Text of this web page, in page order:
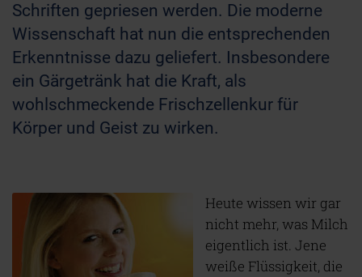
Schriften gepriesen werden. Die moderne
Wissenschaft hat nun die entsprechenden
Erkenntnisse dazu geliefert. Insbesondere
ein Gärgetränk hat die Kraft, als
wohlschmeckende Frischzellenkur für
Körper und Geist zu wirken.
Heute wissen wir gar
nicht mehr, was Milch
eigentlich ist. Jene
weiße Flüssigkeit, die